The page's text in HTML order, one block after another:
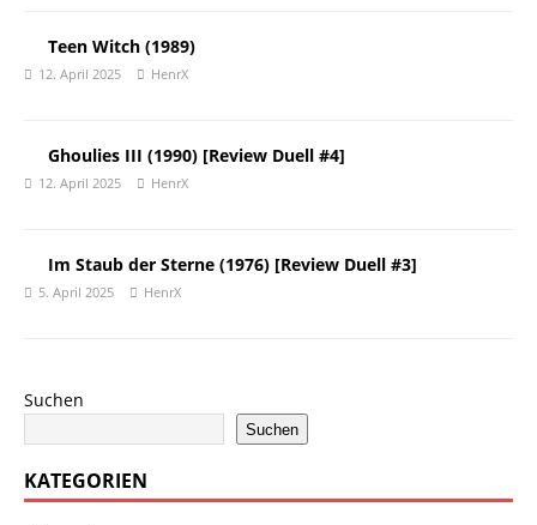
Teen Witch (1989)
12. April 2025 HenrX
Ghoulies III (1990) [Review Duell #4]
12. April 2025 HenrX
Im Staub der Sterne (1976) [Review Duell #3]
5. April 2025 HenrX
Suchen
Suchen
KATEGORIEN